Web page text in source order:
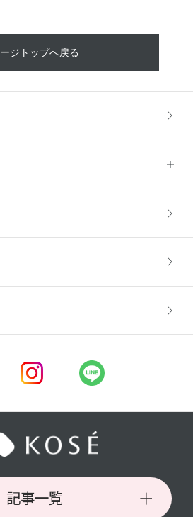
記事一覧
ジトップへ戻る
／ ／ ／
シー／特定商取引法に基づく表記